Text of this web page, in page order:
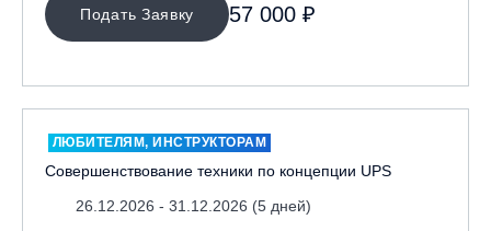
Подать Заявку 57 000 ₽
ЛЮБИТЕЛЯМ, ИНСТРУКТОРАМ
Совершенствование техники по концепции UPS
26.12.2026 - 31.12.2026 (5 дней)